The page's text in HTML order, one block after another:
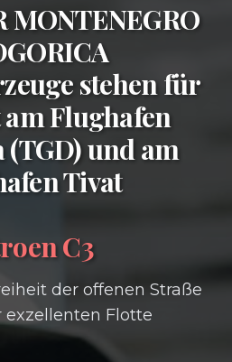
MONTENEGRO
stehen für
amFlughafen
und am
Tivat
C3
der offenen Straße
exzellenten Flotte